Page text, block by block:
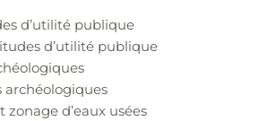
d’utilité publique
d’utilité publique
archéologiques
zonage d’eaux usées